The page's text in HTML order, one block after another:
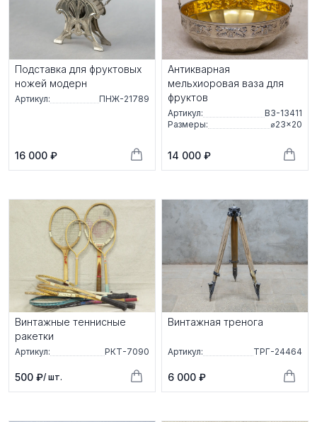
Подставка для фруктовых
ножей модерн
Артикул: ПНЖ-21789
16 000 ₽
Антикварная
мельхиоровая ваза для
фруктов
Артикул:
ВЗ-13411
Размеры:
⌀23×20
14 000 ₽
Винтажные теннисные
ракетки
Артикул: РКТ-7090
500 ₽/ шт.
Винтажная тренога
Артикул: ТРГ-24464
6 000 ₽